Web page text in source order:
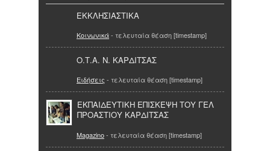
ΕΚΚΛΗΣΙΑΣΤΙΚΑ
Κοινωνικά- τελευταία θέαση [timestamp]
Ο.Τ.Α. Ν. ΚΑΡΔΙΤΣΑΣ
Ειδήσεις - τελευταία θέαση [timestamp]
ΕΚΠΑΙΔΕΥΤΙΚΗ ΕΠΙΣΚΕΨΗ ΤΟΥ ΓΕΛ
ΠΡΟΑΣΤΙΟΥ ΚΑΡΔΙΤΣΑΣ
Magazino- τελευταία θέαση [timestamp]